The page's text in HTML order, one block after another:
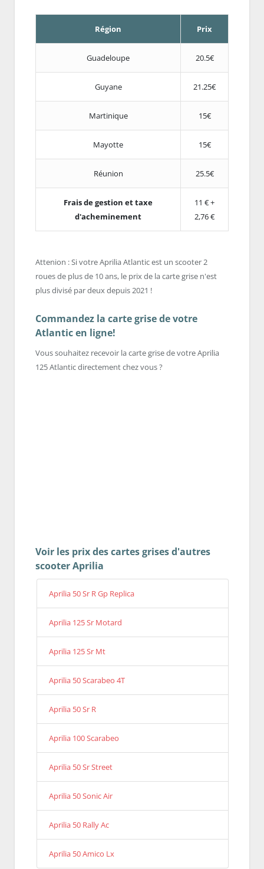
Région Prix
Guadeloupe 20.5€
Guyane 21.25€
Martinique 15€
Mayotte 15€
Réunion 25.5€
Frais de gestion et taxe
d'acheminement
11 € +
2,76 €
Attenion : Si votre Aprilia Atlantic est un scooter 2
roues de plus de 10 ans, le prix de la carte grise n'est
plus divisé par deux depuis 2021 !
Commandez la carte grise de votre
Atlantic en ligne!
Vous souhaitez recevoir la carte grise de votre Aprilia
125 Atlantic directement chez vous ?
Voir les prix des cartes grises d'autres
scooter Aprilia
Aprilia 50 Sr R Gp Replica
Aprilia 125 Sr Motard
Aprilia 125 Sr Mt
Aprilia 50 Scarabeo 4T
Aprilia 50 Sr R
Aprilia 100 Scarabeo
Aprilia 50 Sr Street
Aprilia 50 Sonic Air
Aprilia 50 Rally Ac
Aprilia 50 Amico Lx